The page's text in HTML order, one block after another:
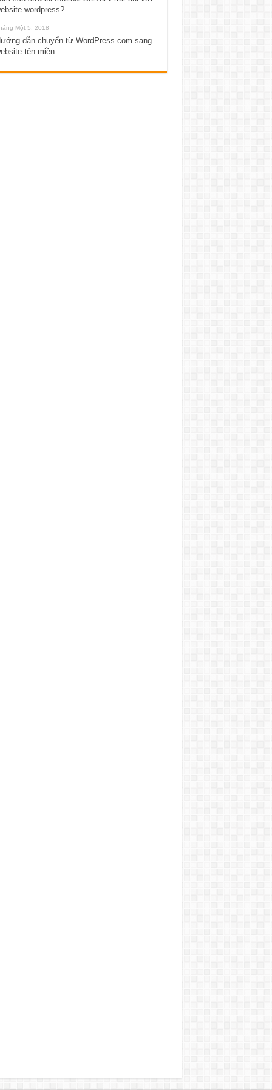
wordpress?
Một 5, 2018
dẫn chuyển từ WordPress.com sang
tên miền